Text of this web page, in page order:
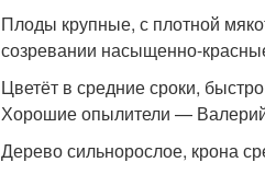
Плоды крупные, с плотной
созревании насыщенно-
Цветёт в средние сроки,
Хорошие опылители —
Дерево сильнорослое, крона